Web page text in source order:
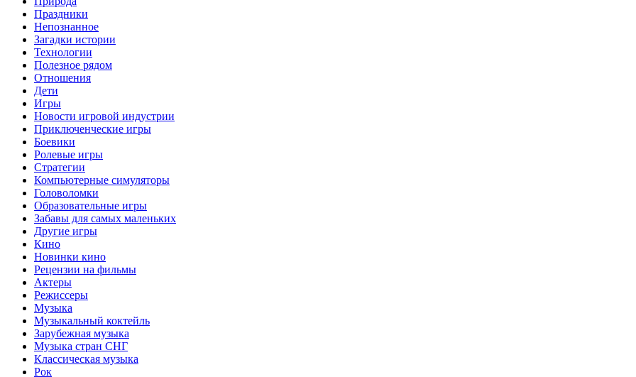
Праздники
Непознанное
Загадки истории
Технологии
Полезное рядом
Отношения
Дети
Игры
Новости игровой индустрии
Приключенческие игры
Боевики
Ролевые игры
Стратегии
Компьютерные симуляторы
Головоломки
Образовательные игры
Забавы для самых маленьких
Другие игры
Кино
Новинки кино
Рецензии на фильмы
Актеры
Режиссеры
Музыка
Музыкальный коктейль
Зарубежная музыка
Музыка стран СНГ
Классическая музыка
Рок